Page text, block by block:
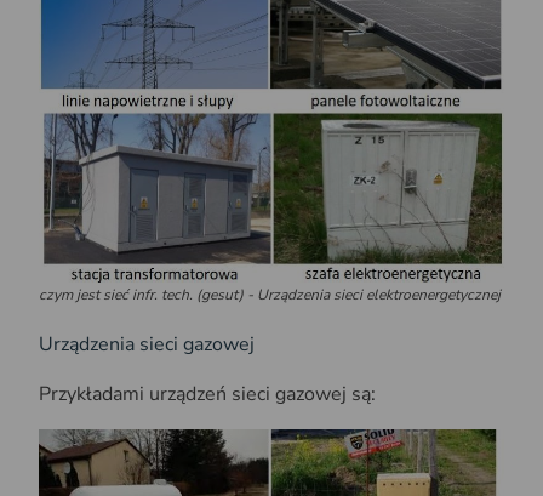
czym jest sieć infr. tech. (gesut) - Urządzenia sieci elektroenergetycznej
Urządzenia sieci gazowej
Przykładami urządzeń sieci gazowej są: